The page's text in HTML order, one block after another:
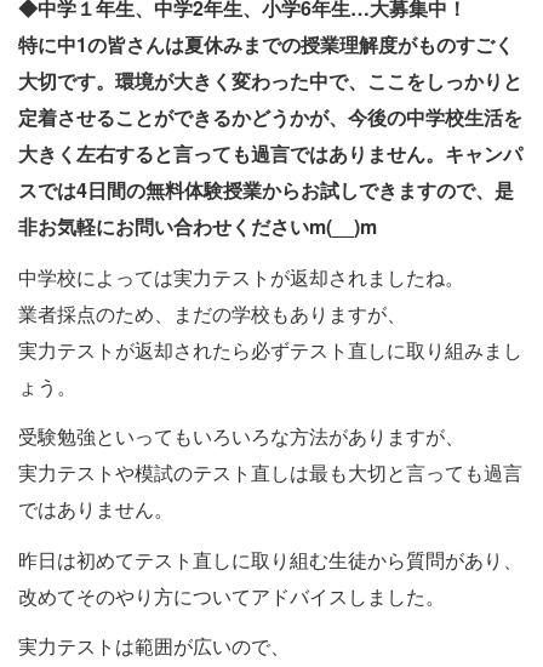
◆中学１年生、中学2年生、小学6年生…大募集中！
特に中1の皆さんは夏休みまでの授業理解度がものすごく
大切です。環境が大きく変わった中で、ここをしっかりと
定着させることができるかどうかが、今後の中学校生活を
大きく左右すると言っても過言ではありません。キャンパ
スでは4日間の無料体験授業からお試しできますので、是
非お気軽にお問い合わせくださいm(__)m
中学校によっては実力テストが返却されましたね。
業者採点のため、まだの学校もありますが、
実力テストが返却されたら必ずテスト直しに取り組みまし
ょう。
受験勉強といってもいろいろな方法がありますが、
実力テストや模試のテスト直しは最も大切と言っても過言
ではありません。
昨日は初めてテスト直しに取り組む生徒から質問があり、
改めてそのやり方についてアドバイスしました。
実力テストは範囲が広いので、